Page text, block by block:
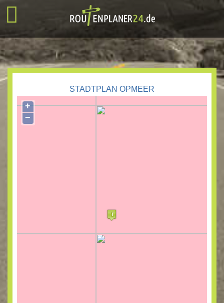
STADTPLAN OPMEER
+
−